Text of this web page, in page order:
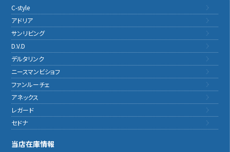
C-style
アドリア
サンリビング
D.V.D
デルタリンク
ニースマンビショフ
ファンルーチェ
アネックス
レガード
セドナ
当店在庫情報